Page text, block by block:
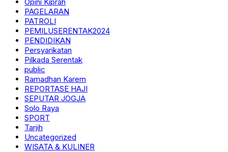
PAGELARAN
PATROLI
PEMILUSERENTAK2024
PENDIDIKAN
Persyarikatan
Pilkada Serentak
public
Ramadhan Karem
REPORTASE HAJI
SEPUTAR JOGJA
Solo Raya
SPORT
Tarjih
Uncategorized
WISATA & KULINER